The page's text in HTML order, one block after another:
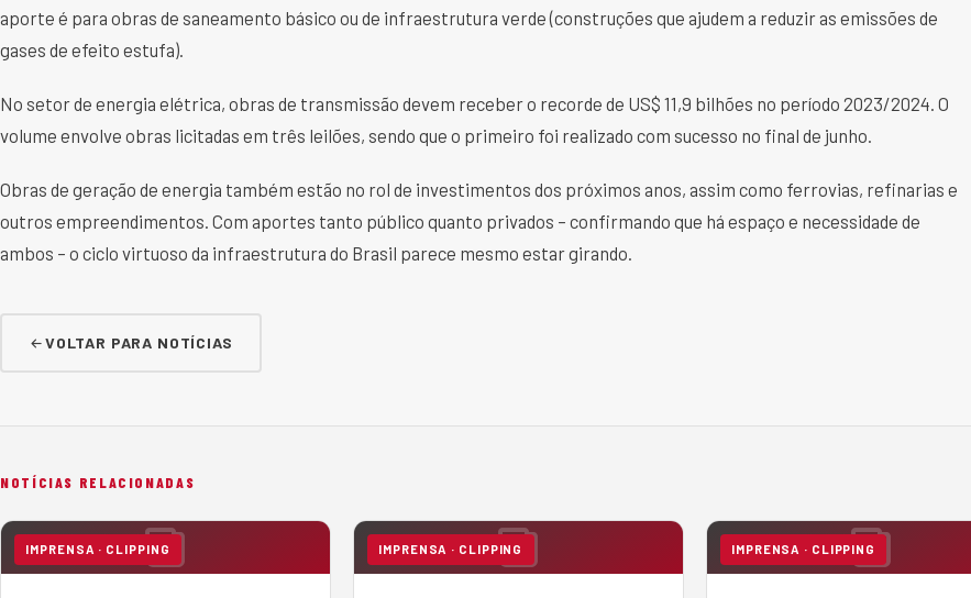
aporte é para obras de saneamento básico ou de infraestrutura verde (construções que ajudem a reduzir as emissões de
gases de efeito estufa).
No setor de energia elétrica, obras de transmissão devem receber o recorde de US$ 11,9 bilhões no período 2023/2024. O
volume envolve obras licitadas em três leilões, sendo que o primeiro foi realizado com sucesso no final de junho.
Obras de geração de energia também estão no rol de investimentos dos próximos anos, assim como ferrovias, refinarias e
outros empreendimentos. Com aportes tanto público quanto privados – confirmando que há espaço e necessidade de
ambos – o ciclo virtuoso da infraestrutura do Brasil parece mesmo estar girando.
VOLTAR PARA NOTÍCIAS
NOTÍCIAS RELACIONADAS
IMPRENSA · CLIPPING IMPRENSA · CLIPPING IMPRENSA · CLIPPING